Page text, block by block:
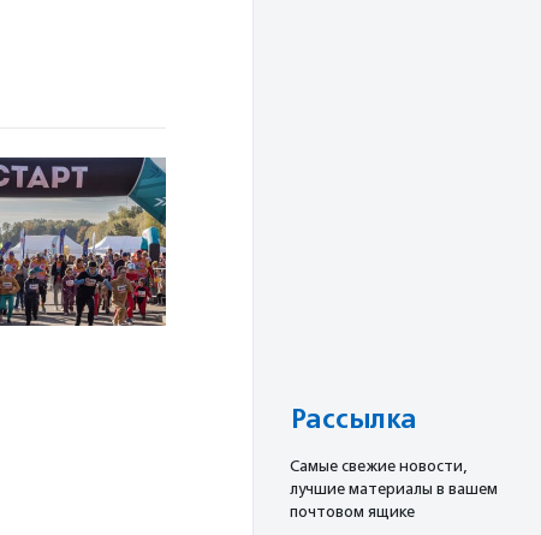
Рассылка
Cамые свежие новости,
лучшие материалы в вашем
почтовом ящике